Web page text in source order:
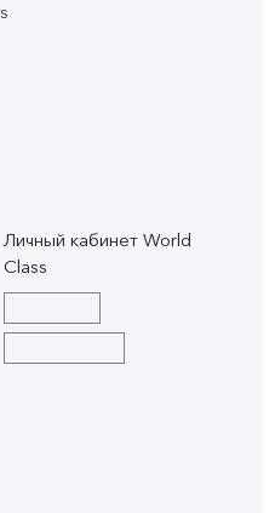
Личный кабинет World
Class